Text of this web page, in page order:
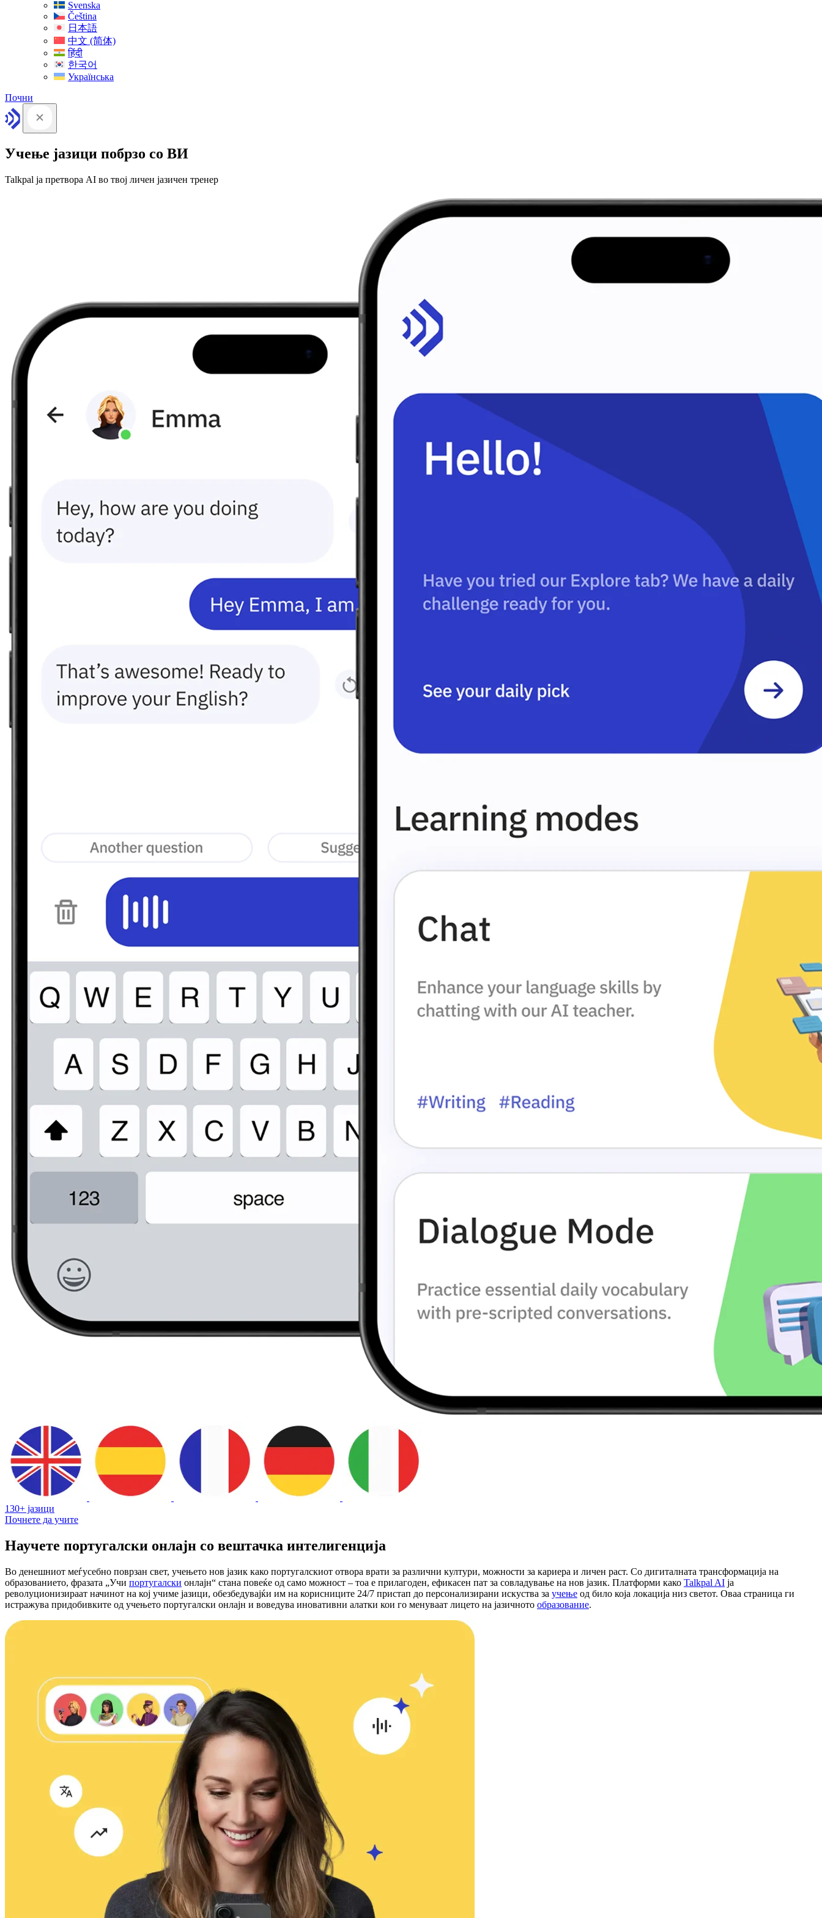
Svenska
Čeština
日本語
中文 (简体)
हिंदी
한국어
Українська
Почни
Учење јазици побрзо со ВИ
Talkpal ја претвора AI во твој личен јазичен тренер
130+ јазици
Почнете да учите
Научете португалски онлајн со вештачка интелигенција
Во денешниот меѓусебно поврзан свет, учењето нов јазик како португалскиот отвора врати за различни култури, можности за кариера и личен раст. Со дигиталната трансформација на
образованието, фразата „Учи португалски онлајн“ стана повеќе од само можност – тоа е прилагоден, ефикасен пат за совладување на нов јазик. Платформи како Talkpal AI ја
револуционизираат начинот на кој учиме јазици, обезбедувајќи им на корисниците 24/7 пристап до персонализирани искуства за учење од било која локација низ светот. Оваа страница ги
истражува придобивките од учењето португалски онлајн и воведува иновативни алатки кои го менуваат лицето на јазичното образование.